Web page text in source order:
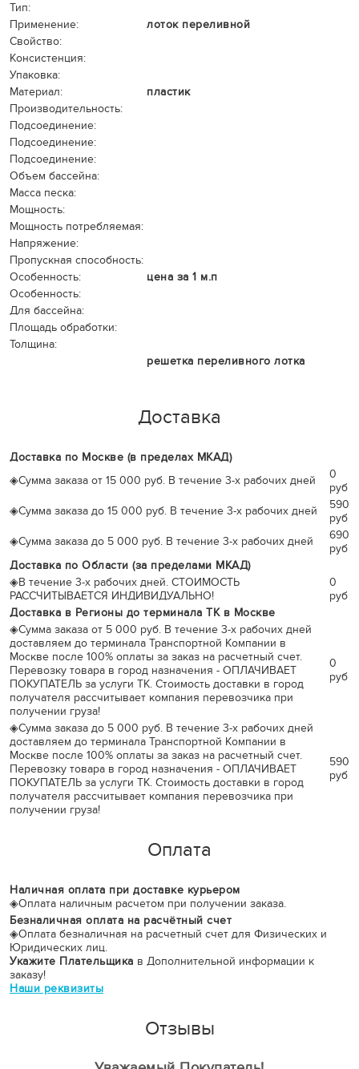
Тип:
Применение:
лоток переливной
Свойство:
Консистенция:
Упаковка:
Материал:
пластик
Производительность:
Подсоединение:
Подсоединение:
Подсоединение:
Объем бассейна:
Масса песка:
Мощность:
Мощность потребляемая:
Напряжение:
Пропускная способность:
Особенность:
цена за 1 м.п
Особенность:
Для бассейна:
Площадь обработки:
Толщина:
решетка переливного лотка
Доставка
Доставка по Москве (в пределах МКАД)
◈Сумма заказа от 15 000 руб. В течение 3-х рабочих дней
0
руб
◈Сумма заказа до 15 000 руб. В течение 3-х рабочих дней
590
руб
◈Сумма заказа до 5 000 руб. В течение 3-х рабочих дней
690
руб
Доставка по Области (за пределами МКАД)
◈В течение 3-х рабочих дней. СТОИМОСТЬ
РАССЧИТЫВАЕТСЯ ИНДИВИДУАЛЬНО!
0
руб
Доставка в Регионы до терминала ТК в Москве
◈Сумма заказа от 5 000 руб. В течение 3-х рабочих дней
доставляем до терминала Транспортной Компании в
Москве после 100% оплаты за заказ на расчетный счет.
Перевозку товара в город назначения - ОПЛАЧИВАЕТ
ПОКУПАТЕЛЬ за услуги ТК. Стоимость доставки в город
получателя рассчитывает компания перевозчика при
получении груза!
0
руб
◈Сумма заказа до 5 000 руб. В течение 3-х рабочих дней
доставляем до терминала Транспортной Компании в
Москве после 100% оплаты за заказ на расчетный счет.
Перевозку товара в город назначения - ОПЛАЧИВАЕТ
ПОКУПАТЕЛЬ за услуги ТК. Стоимость доставки в город
получателя рассчитывает компания перевозчика при
получении груза!
590
руб
Оплата
Наличная оплата при доставке курьером
◈Оплата наличным расчетом при получении заказа.
Безналичная оплата на расчётный счет
◈Оплата безналичная на расчетный счет для Физических и
Юридических лиц.
Укажите Плательщика в Дополнительной информации к
заказу!
Наши реквизиты
Отзывы